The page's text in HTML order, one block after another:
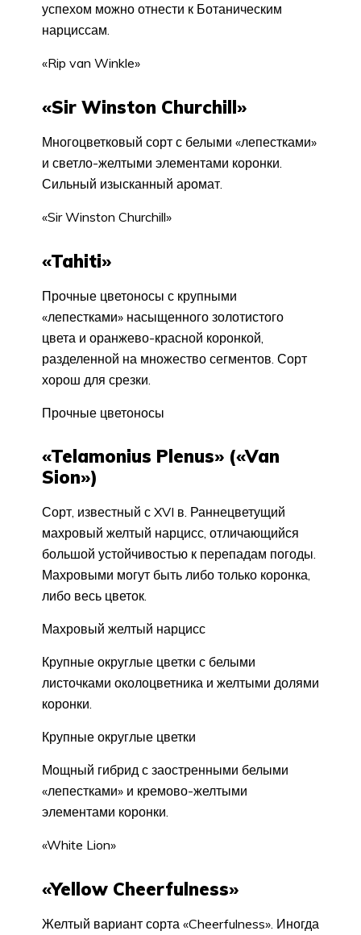
успехом можно отнести к Ботаническим
нарциссам.
«Rip van Winkle»
«Sir Winston Churchill»
Многоцветко­вый сорт с белыми «лепестками»
и светло-желтыми элементами корон­ки.
Сильный изысканный аромат.
«Sir Winston Churchill»
«Tahiti»
Прочные цветоносы с крупными
«лепестками» насыщенно­го золотистого
цвета и оранжево-крас­ной коронкой,
разделенной на мно­жество сегментов. Сорт
хорош для срезки.
Прочные цветоносы
«Telamonius Plenus» («Van
Sion»)
Сорт, известный с XVI в. Раннецветущий
махровый желтый нарцисс, отличающийся
большой ус­тойчивостью к перепадам погоды.
Махровыми могут быть либо только коронка,
либо весь цветок.
Махровый желтый нарцисс
Крупные округлые цветки с белыми
листочками около­цветника и желтыми долями
коронки.
Крупные округлые цветки
Мощный гибрид с за­остренными белыми
«лепестками» и кремово-желтыми
элементами ко­ронки.
«White Lion»
«Yellow Cheerfulness»
Жел­тый вариант сорта «Cheerfulness». Иногда